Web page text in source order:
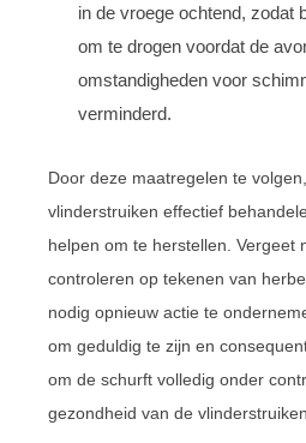
in de vroege ochtend, zodat
om te drogen voordat de
omstandigheden voor
verminderd.
Door deze maatregelen te
vlinderstruiken effectief
helpen om te herstellen. Vergeet
controleren op tekenen van
nodig opnieuw actie te
om geduldig te zijn en
om de schurft volledig onder
gezondheid van de